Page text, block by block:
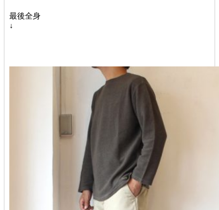
最後全身
↓